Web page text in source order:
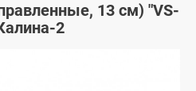
13 см) "VS-
2